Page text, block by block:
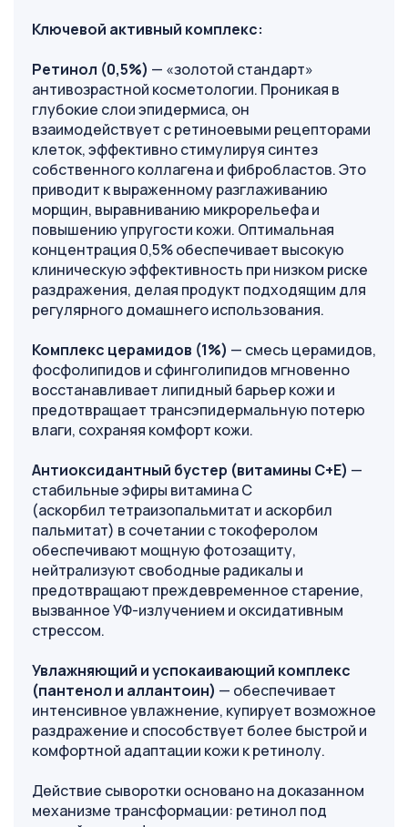
Ключевой активный комплекс:
Ретинол (0,5%) — «золотой стандарт»
антивозрастной косметологии. Проникая в
глубокие слои эпидермиса, он
взаимодействует с ретиноевыми рецепторами
клеток, эффективно стимулируя синтез
собственного коллагена и фибробластов. Это
приводит к выраженному разглаживанию
морщин, выравниванию микрорельефа и
повышению упругости кожи. Оптимальная
концентрация 0,5% обеспечивает высокую
клиническую эффективность при низком риске
раздражения, делая продукт подходящим для
регулярного домашнего использования.
Комплекс церамидов (1%) — смесь церамидов,
фосфолипидов и сфинголипидов мгновенно
восстанавливает липидный барьер кожи и
предотвращает трансэпидермальную потерю
влаги, сохраняя комфорт кожи.
Антиоксидантный бустер (витамины С+Е) —
стабильные эфиры витамина С
(аскорбил тетраизопальмитат и аскорбил
пальмитат) в сочетании с токоферолом
обеспечивают мощную фотозащиту,
нейтрализуют свободные радикалы и
предотвращают преждевременное старение,
вызванное УФ-излучением и оксидативным
стрессом.
Увлажняющий и успокаивающий комплекс
(пантенол и аллантоин) — обеспечивает
интенсивное увлажнение, купирует возможное
раздражение и способствует более быстрой и
комфортной адаптации кожи к ретинолу.
Действие сыворотки основано на доказанном
механизме трансформации: ретинол под